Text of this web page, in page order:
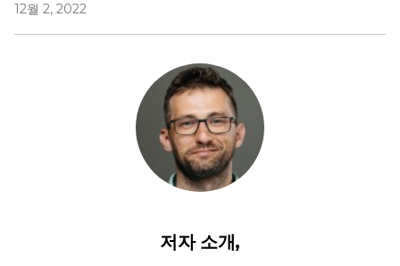
12월 2, 2022
저자 소개,